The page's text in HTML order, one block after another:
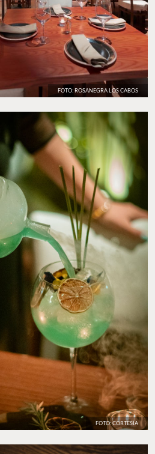
FOTO: ROSANEGRA LOS CABOS
FOTO: CORTESÍA